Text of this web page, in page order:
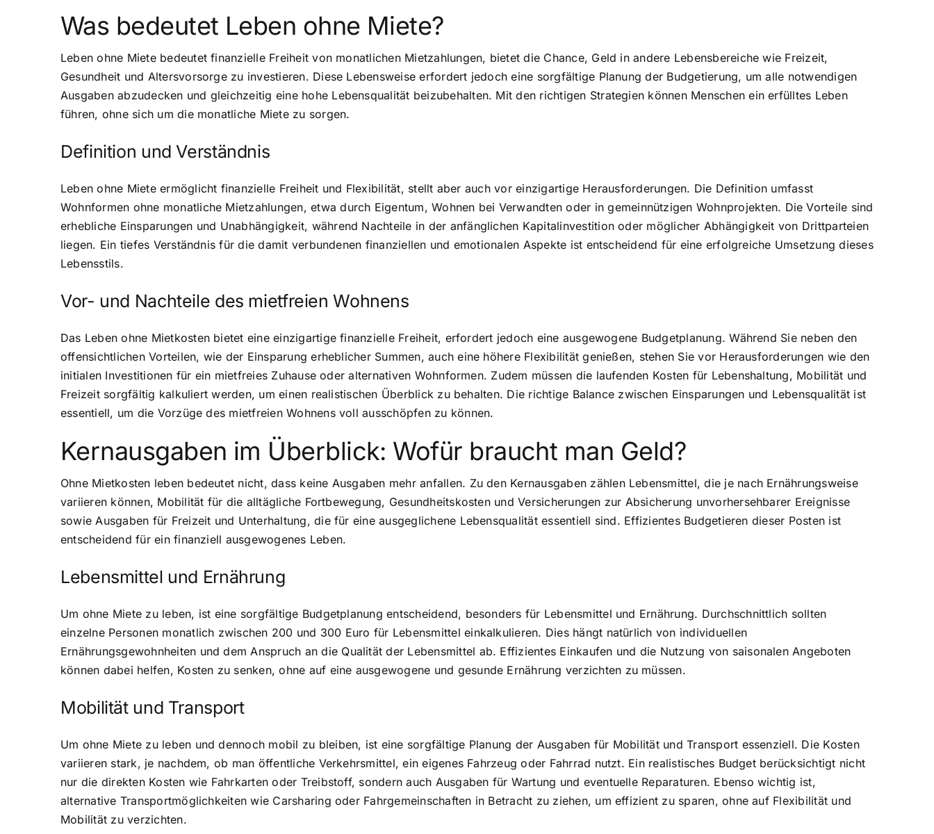
Was bedeutet Leben ohne Miete?
Leben ohne Miete bedeutet finanzielle Freiheit von monatlichen Mietzahlungen, bietet die Chance, Geld in andere Lebensbereiche wie Freizeit,
Gesundheit und Altersvorsorge zu investieren. Diese Lebensweise erfordert jedoch eine sorgfältige Planung der Budgetierung, um alle notwendigen
Ausgaben abzudecken und gleichzeitig eine hohe Lebensqualität beizubehalten. Mit den richtigen Strategien können Menschen ein erfülltes Leben
führen, ohne sich um die monatliche Miete zu sorgen.
Definition und Verständnis
Leben ohne Miete ermöglicht finanzielle Freiheit und Flexibilität, stellt aber auch vor einzigartige Herausforderungen. Die Definition umfasst
Wohnformen ohne monatliche Mietzahlungen, etwa durch Eigentum, Wohnen bei Verwandten oder in gemeinnützigen Wohnprojekten. Die Vorteile sind
erhebliche Einsparungen und Unabhängigkeit, während Nachteile in der anfänglichen Kapitalinvestition oder möglicher Abhängigkeit von Drittparteien
liegen. Ein tiefes Verständnis für die damit verbundenen finanziellen und emotionalen Aspekte ist entscheidend für eine erfolgreiche Umsetzung dieses
Lebensstils.
Vor- und Nachteile des mietfreien Wohnens
Das Leben ohne Mietkosten bietet eine einzigartige finanzielle Freiheit, erfordert jedoch eine ausgewogene Budgetplanung. Während Sie neben den
offensichtlichen Vorteilen, wie der Einsparung erheblicher Summen, auch eine höhere Flexibilität genießen, stehen Sie vor Herausforderungen wie den
initialen Investitionen für ein mietfreies Zuhause oder alternativen Wohnformen. Zudem müssen die laufenden Kosten für Lebenshaltung, Mobilität und
Freizeit sorgfältig kalkuliert werden, um einen realistischen Überblick zu behalten. Die richtige Balance zwischen Einsparungen und Lebensqualität ist
essentiell, um die Vorzüge des mietfreien Wohnens voll ausschöpfen zu können.
Kernausgaben im Überblick: Wofür braucht man Geld?
Ohne Mietkosten leben bedeutet nicht, dass keine Ausgaben mehr anfallen. Zu den Kernausgaben zählen Lebensmittel, die je nach Ernährungsweise
variieren können, Mobilität für die alltägliche Fortbewegung, Gesundheitskosten und Versicherungen zur Absicherung unvorhersehbarer Ereignisse
sowie Ausgaben für Freizeit und Unterhaltung, die für eine ausgeglichene Lebensqualität essentiell sind. Effizientes Budgetieren dieser Posten ist
entscheidend für ein finanziell ausgewogenes Leben.
Lebensmittel und Ernährung
Um ohne Miete zu leben, ist eine sorgfältige Budgetplanung entscheidend, besonders für Lebensmittel und Ernährung. Durchschnittlich sollten
einzelne Personen monatlich zwischen 200 und 300 Euro für Lebensmittel einkalkulieren. Dies hängt natürlich von individuellen
Ernährungsgewohnheiten und dem Anspruch an die Qualität der Lebensmittel ab. Effizientes Einkaufen und die Nutzung von saisonalen Angeboten
können dabei helfen, Kosten zu senken, ohne auf eine ausgewogene und gesunde Ernährung verzichten zu müssen.
Mobilität und Transport
Um ohne Miete zu leben und dennoch mobil zu bleiben, ist eine sorgfältige Planung der Ausgaben für Mobilität und Transport essenziell. Die Kosten
variieren stark, je nachdem, ob man öffentliche Verkehrsmittel, ein eigenes Fahrzeug oder Fahrrad nutzt. Ein realistisches Budget berücksichtigt nicht
nur die direkten Kosten wie Fahrkarten oder Treibstoff, sondern auch Ausgaben für Wartung und eventuelle Reparaturen. Ebenso wichtig ist,
alternative Transportmöglichkeiten wie Carsharing oder Fahrgemeinschaften in Betracht zu ziehen, um effizient zu sparen, ohne auf Flexibilität und
Mobilität zu verzichten.